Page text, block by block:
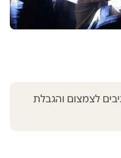
לצמצום והגבלת